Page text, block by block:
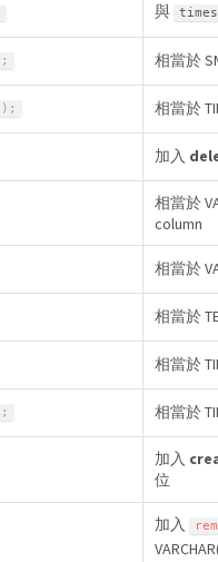
與
; 相當於
) ; 相當於
加入
相當於
column
相當於
相當於
相當於
; 相當於
加入
位
加入